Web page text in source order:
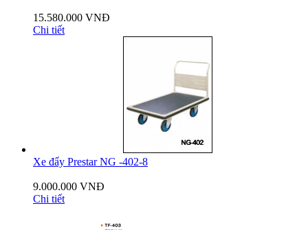
15.580.000 VNĐ
Chi tiết
Xe đẩy Prestar NG -402-8
9.000.000 VNĐ
Chi tiết